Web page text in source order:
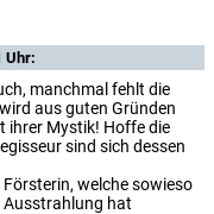
Uhr:
manchmal fehlt die
aus guten Gründen
ihrer Mystik! Hoffe die
sind sich dessen
Försterin, welche sowieso
hat